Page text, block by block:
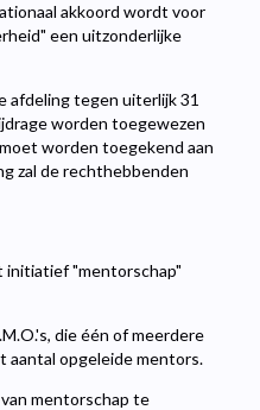
akkoord wordt voor
een uitzonderlijke
afdeling tegen uiterlijk 31
worden toegewezen
worden toegekend aan
zal de rechthebbenden
initiatief "mentorschap"
die één of meerdere
aantal opgeleide mentors.
mentorschap te